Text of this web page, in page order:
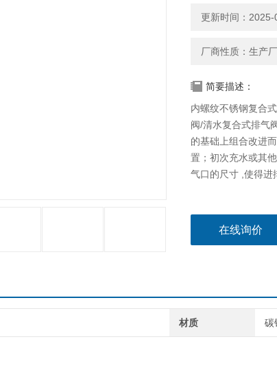
更新时间：2025-
厂商性质：生产
简要描述：
内螺纹不锈钢复合
阀/清水复合式排气
的基础上组合改进
置；初次充水或其
气口的尺寸 ,使得进
在线询价
材质 碳